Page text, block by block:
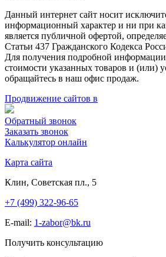
Данный интернет сайт носит
информационный характер и ни при
является публичной офертой,
Статьи 437 Гражданского Кодекса
Для получения подробной
стоимости указанных товаров и (или)
обращайтесь в наш офис продаж.
Продвижение сайтов в
Обратный звонок
Заказать звонок
Калькулятор онлайн
Карта сайта
Клин, Советская пл., 5
+7 (499) 322-96-65
E-mail: 1-zabor@bk.ru
Получить консультацию